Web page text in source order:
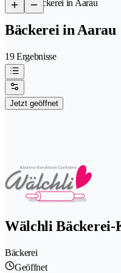
/Bäckerei in Aarau
Bäckerei in Aarau
19 Ergebnisse
Jetzt geöffnet
Wälchli Bäckerei-
Bäckerei
Geöffnet